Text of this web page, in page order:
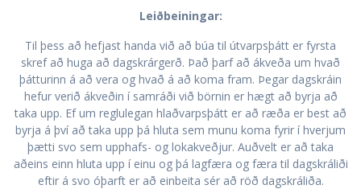
Leiðbeiningar:
Til þess að hefjast handa við að búa til útvarpsþátt er fyrsta
skref að huga að dagskrárgerð. Það þarf að ákveða um hvað
þátturinn á að vera og hvað á að koma fram. Þegar dagskráin
hefur verið ákveðin í samráði við börnin er hægt að byrja að
taka upp. Ef um reglulegan hlaðvarpsþátt er að ræða er best að
byrja á því að taka upp þá hluta sem munu koma fyrir í hverjum
þætti svo sem upphafs- og lokakveðjur. Auðvelt er að taka
aðeins einn hluta upp í einu og þá lagfæra og færa til dagskráliði
eftir á svo óþarft er að einbeita sér að röð dagskráliða.